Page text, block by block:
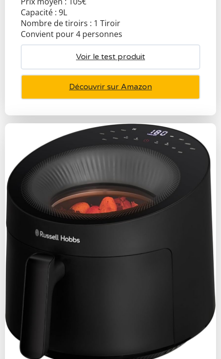
Capacité : 9L
Nombre de tiroirs : 1 Tiroir
Convient pour 4 personnes
Voir le test produit
Découvrir sur Amazon